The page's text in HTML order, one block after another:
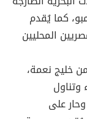
كما يُقدم
المحليين
خليج نعمة،
وتناول
على